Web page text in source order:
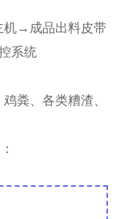
→成品出料皮带
系统
粪、各类糟渣、